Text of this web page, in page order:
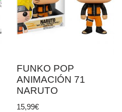
FUNKO POP
ANIMACIÓN 71
NARUTO
15,99€